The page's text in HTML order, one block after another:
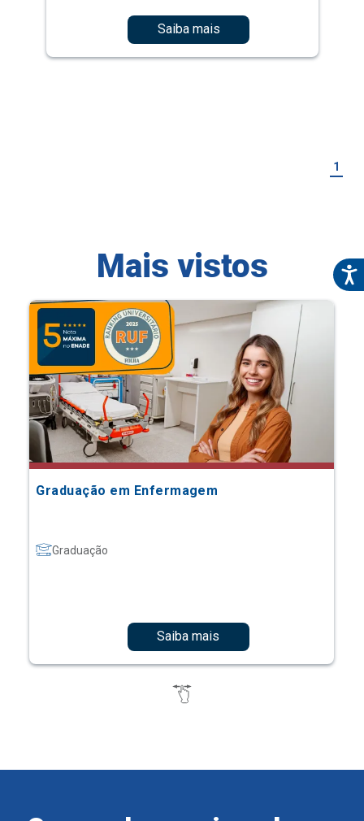
Saiba mais
1
Mais vistos
Graduação em Enfermagem
Graduação
Saiba mais